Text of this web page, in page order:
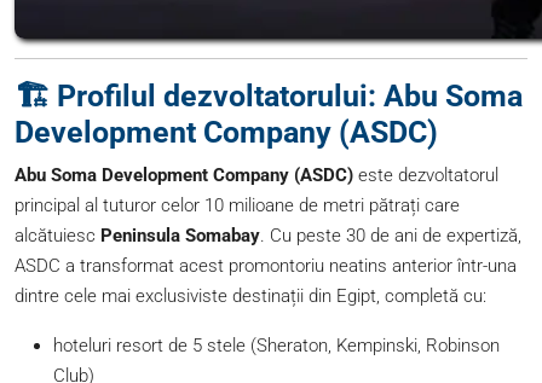
🏗️ Profilul dezvoltatorului: Abu Soma
Development Company (ASDC)
Abu Soma Development Company (ASDC) este dezvoltatorul
principal al tuturor celor 10 milioane de metri pătrați care
alcătuiesc Peninsula Somabay . Cu peste 30 de ani de expertiză,
ASDC a transformat acest promontoriu neatins anterior într-una
dintre cele mai exclusiviste destinații din Egipt, completă cu:
hoteluri resort de 5 stele (Sheraton, Kempinski, Robinson
Club)